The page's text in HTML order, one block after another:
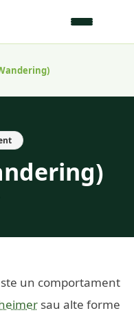
un comportament
sau alte forme